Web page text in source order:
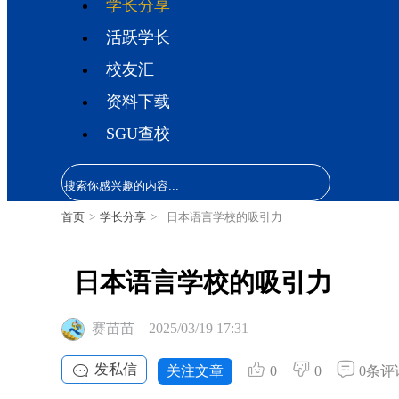
学长分享
活跃学长
校友汇
资料下载
SGU查校
首页 > 学长分享 > 日本语言学校的吸引力
日本语言学校的吸引力
赛苗苗 2025/03/19 17:31
发私信 关注文章 0 0 0条评